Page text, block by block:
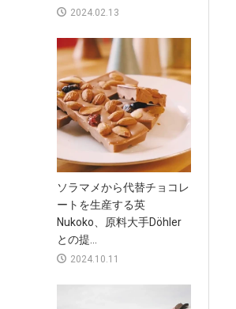
2024.02.13
ソラマメから代替チョコレ
ートを生産する英
Nukoko、原料大手Döhler
との提...
2024.10.11